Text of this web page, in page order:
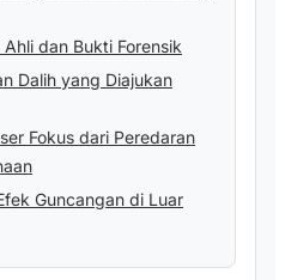
dan Bukti Forensik
Dalih yang Diajukan
Fokus dari Peredaran
Guncangan di Luar